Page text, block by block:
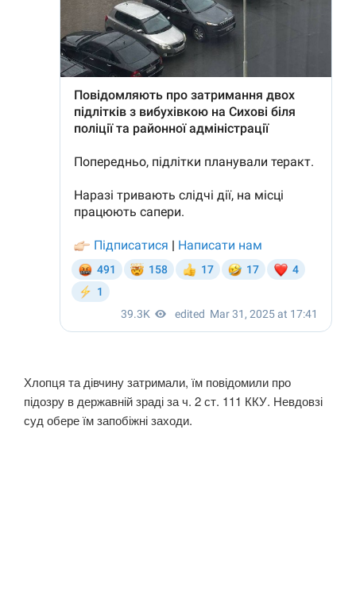
Хлопця та дівчину затримали, їм повідомили про
підозру в державній зраді за ч. 2 ст. 111 ККУ. Невдовзі
суд обере їм запобіжні заходи.